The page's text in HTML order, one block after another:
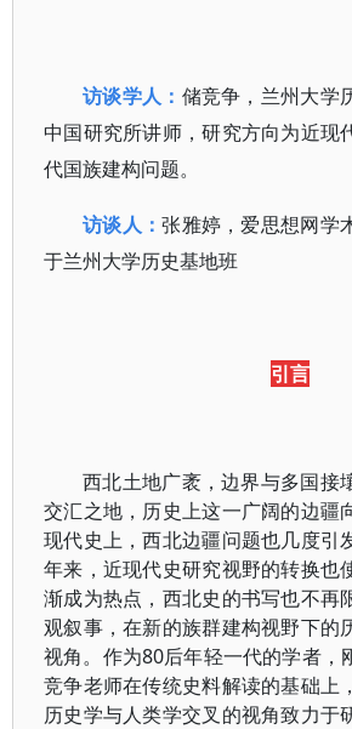
访谈学人： 储竞争，兰州大学
中国研究所讲师，研究方向为近现
代国族建构问题。
访谈人：张雅婷，爱思想网学
于兰州大学历史基地班
引言
西北土地广袤，边界与多国接
交汇之地，历史上这一广阔的边疆
现代史上，西北边疆问题也几度引
年来，近现代史研究视野的转换也
渐成为热点，西北史的书写也不再
观叙事，在新的族群建构视野下的
视角。作为80后年轻一代的学者，
竞争老师在传统史料解读的基础上
历史学与人类学交叉的视角致力于